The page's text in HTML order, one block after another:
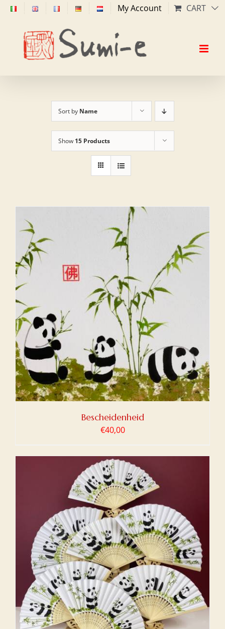
Skip
content
My Account CART
Sort by Name
Show 15 Products
Bescheidenheid
€40,00